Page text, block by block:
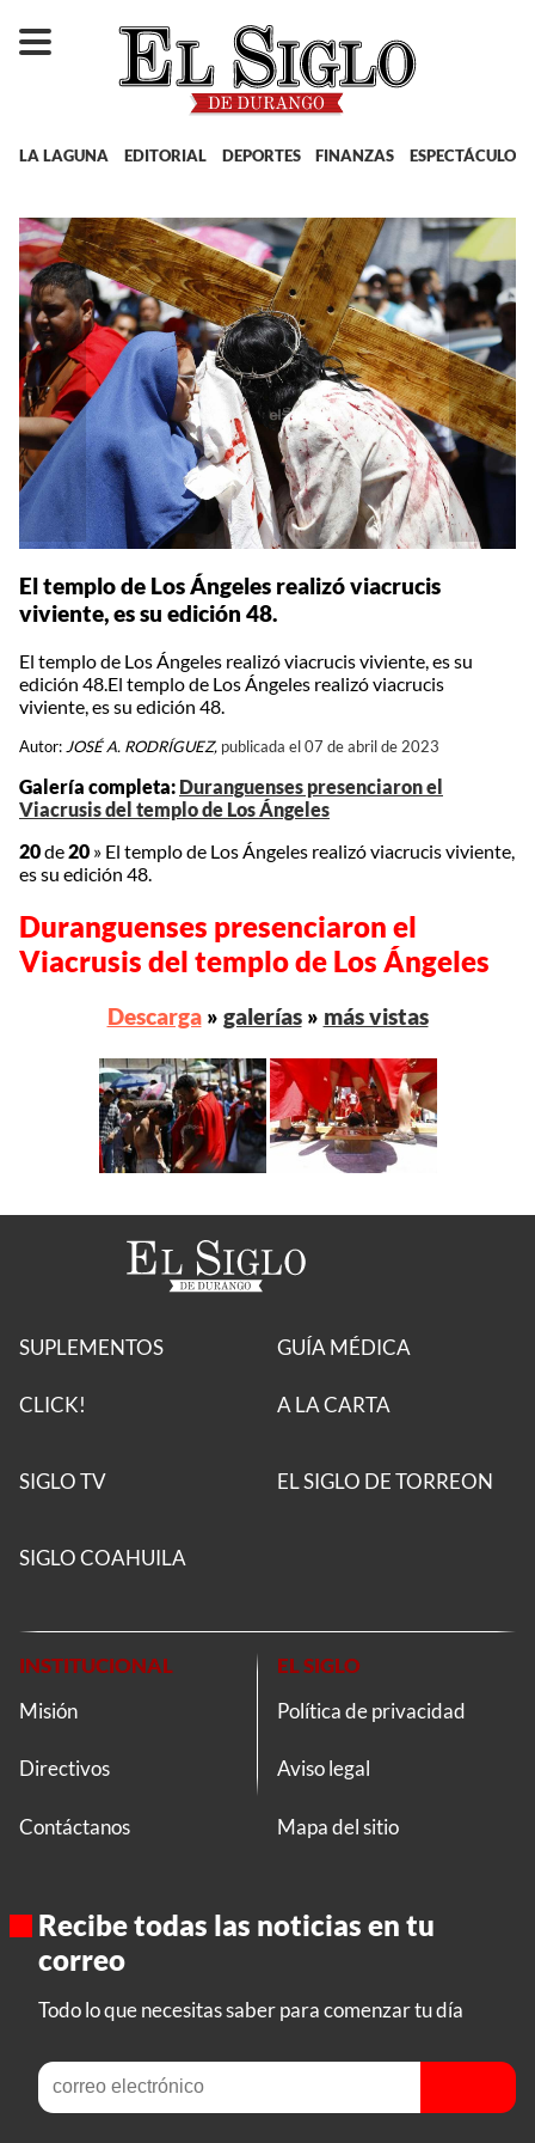
LA LAGUNA EDITORIAL DEPORTES FINANZAS ESPECTÁCULOS
El templo de Los Ángeles realizó viacrucis
viviente, es su edición 48.
El templo de Los Ángeles realizó viacrucis viviente, es su
edición 48.El templo de Los Ángeles realizó viacrucis
viviente, es su edición 48.
Autor:JOSÉ A. RODRÍGUEZ, publicada el 07 de abril de 2023
Galería completa: Duranguenses presenciaron el
Viacrusis del templo de Los Ángeles
20de20 » El templo de Los Ángeles realizó viacrucis viviente,
es su edición 48.
Duranguenses presenciaron el
Viacrusis del templo de Los Ángeles
Descarga» galerías» más vistas
SUPLEMENTOS
CLICK!
GUÍA MÉDICA
A LA CARTA
SIGLO TV EL SIGLO DE TORREON
SIGLO COAHUILA
INSTITUCIONAL
Misión
Directivos
Contáctanos
EL SIGLO
Política de privacidad
Aviso legal
Mapa del sitio
Recibe todas las noticias en tu
correo
Todo lo que necesitas saber para comenzar tu día